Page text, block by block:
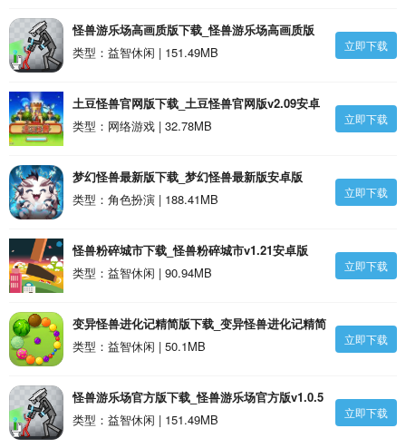
怪兽游乐场高画质版下载_怪兽游乐场高画质版
v1.0.5安卓版
类型：益智休闲 | 151.49MB 立即下载
土豆怪兽官网版下载_土豆怪兽官网版v2.09安卓
版
类型：网络游戏 | 32.78MB 立即下载
梦幻怪兽最新版下载_梦幻怪兽最新版安卓版
类型：角色扮演 | 188.41MB
立即下载
怪兽粉碎城市下载_怪兽粉碎城市v1.21安卓版
类型：益智休闲 | 90.94MB
立即下载
变异怪兽进化记精简版下载_变异怪兽进化记精简
版v1.4.0安卓版
类型：益智休闲 | 50.1MB 立即下载
怪兽游乐场官方版下载_怪兽游乐场官方版v1.0.5
安卓版
类型：益智休闲 | 151.49MB 立即下载